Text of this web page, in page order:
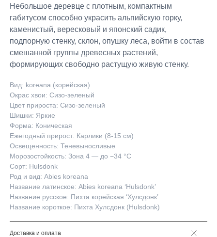
Небольшое деревце с плотным, компактным
габитусом способно украсить альпийскую горку,
каменистый, вересковый и японский садик,
подпорную стенку, склон, опушку леса, войти в состав
смешанной группы древесных растений,
формирующих свободно растущую живую стенку.
Вид: koreana (корейская)
Окрас хвои: Сизо-зеленый
Цвет прироста: Сизо-зеленый
Шишки: Яркие
Форма: Коническая
Ежегодный прирост: Карлики (8-15 см)
Освещенность: Теневыносливые
Морозостойкость: Зона 4 — до −34 °C
Сорт: Hulsdonk
Род и вид: Abies koreana
Название латинское: Abies koreana ‘Hulsdonk’
Название русское: Пихта корейская ‘Хулсдонк’
Название короткое: Пихта Хулсдонк (Hulsdonk)
Доставка и оплата